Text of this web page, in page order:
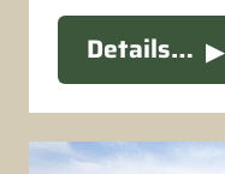
Details…